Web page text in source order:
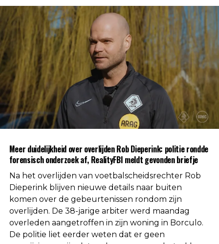
plaatse om de situatie zorgvuldig in kaart te
brengen. Dergelijke onderzoeken maken
standaard deel uit van een procedure wanneer de
oorzaak van een overlijden nog niet direct
duidelijk is.
Na afronding van de eerste onderzoeksfase liet de
politie weten dat er geen aanwijzingen zijn
gevonden voor betrokkenheid van andere
personen. Daarmee is die mogelijkheid volgens de
autoriteiten uitgesloten.
worden geen verdere mededelingen gedaan over
Een vaste waarde in de Nederlandse
arbitrage
Met het overlijden van Rob Dieperink verliest het
Meer duidelijkheid over overlijden Rob Dieperink: politie rondde
forensisch onderzoek af, RealityFBI meldt gevonden briefje
Na het overlijden van voetbalscheidsrechter Rob
Dieperink blijven nieuwe details naar buiten
komen over de gebeurtenissen rondom zijn
overlijden. De 38-jarige arbiter werd maandag
overleden aangetroffen in zijn woning in Borculo.
De politie liet eerder weten dat er geen